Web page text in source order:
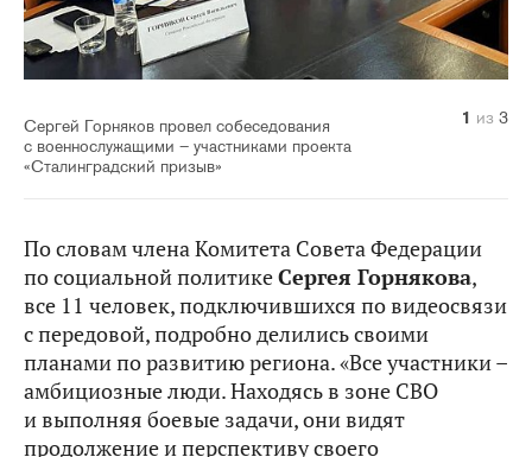
Сергей Горняков провел собеседования
с военнослужащими – участниками проекта
«Сталинградский призыв»
1 из 3
2 из 3
3 из 3
По словам члена Комитета Совета Федерации
по социальной политикеСергея Горнякова,
все 11 человек, подключившихся по видеосвязи
с передовой, подробно делились своими
планами по развитию региона. «Все участники –
амбициозные люди. Находясь в зоне СВО
и выполняя боевые задачи, они видят
продолжение и перспективу своего